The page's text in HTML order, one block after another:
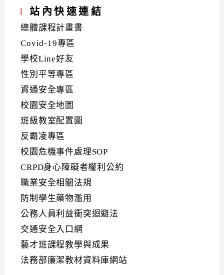
站內快速連結
總體課程計畫書
Covid-19專區
學校Line好友
性別平等專區
資通安全專區
校園安全地圖
班級教室配置圖
反霸凌專區
校園危機事件處理SOP
CRPD身心障礙者權利公約
職業安全相關法規
防制學生藥物濫用
公務人員利益衝突迴避法
交通安全入口網
藝才班課程教學與成果
法務部廉潔教材資料庫網站